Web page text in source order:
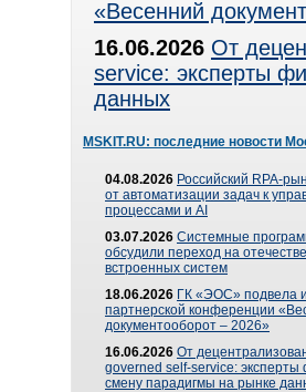
«Весенний
16.06.2026 От
service: эксперты
данных
MSKIT.RU: последние новости
04.08.2026 Российский RPA-
от автоматизации задач к
процессами и AI
03.07.2026 Системные
обсудили переход на
встроенных систем
18.06.2026 ГК «ЭОС» подвела
партнерской конференции
документооборот – 2026»
16.06.2026 От
governed self-service: эксперты
смену парадигмы на рынке